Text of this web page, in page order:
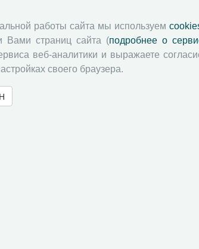
работы сайта мы используем
Вами страниц сайта (подробнее о
веб-аналитики и выражаете
своего браузера.